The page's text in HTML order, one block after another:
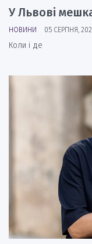
У Львові
НОВИНИ 05 СЕРПНЯ,
Коли і де